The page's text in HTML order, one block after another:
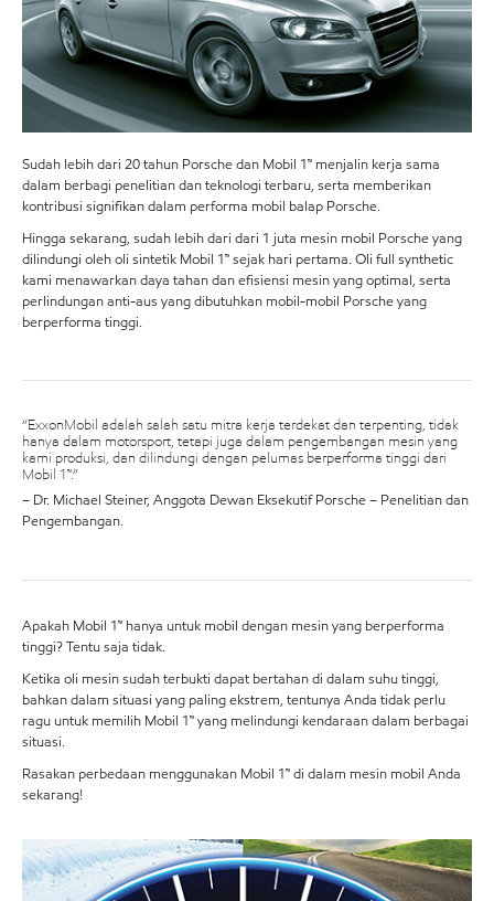
Sudah lebih dari 20 tahun Porsche dan Mobil 1™ menjalin kerja sama
dalam berbagi penelitian dan teknologi terbaru, serta memberikan
kontribusi signifikan dalam performa mobil balap Porsche.
Hingga sekarang, sudah lebih dari dari 1 juta mesin mobil Porsche yang
dilindungi oleh oli sintetik Mobil 1™ sejak hari pertama. Oli full synthetic
kami menawarkan daya tahan dan efisiensi mesin yang optimal, serta
perlindungan anti-aus yang dibutuhkan mobil-mobil Porsche yang
berperforma tinggi.
“ExxonMobil adalah salah satu mitra kerja terdekat dan terpenting, tidak
hanya dalam motorsport, tetapi juga dalam pengembangan mesin yang
kami produksi, dan dilindungi dengan pelumas berperforma tinggi dari
Mobil 1™.”
– Dr. Michael Steiner, Anggota Dewan Eksekutif Porsche – Penelitian dan
Pengembangan.
Apakah Mobil 1™ hanya untuk mobil dengan mesin yang berperforma
tinggi? Tentu saja tidak.
Ketika oli mesin sudah terbukti dapat bertahan di dalam suhu tinggi,
bahkan dalam situasi yang paling ekstrem, tentunya Anda tidak perlu
ragu untuk memilih Mobil 1™ yang melindungi kendaraan dalam berbagai
situasi.
Rasakan perbedaan menggunakan Mobil 1™ di dalam mesin mobil Anda
sekarang!